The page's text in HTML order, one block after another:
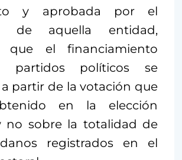
y aprobada por el
de aquella entidad,
que el financiamiento
partidos políticos se
partir de la votación que
en la elección
no sobre la totalidad de
registrados en el